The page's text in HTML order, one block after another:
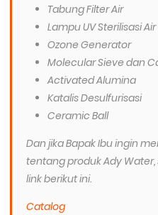
Tabung Filter Air
Lampu UV Sterilisasi Air
Ozone Generator
Molecular Sieve dan
Activated Alumina
Katalis Desulfurisasi
Ceramic Ball
Dan jika Bapak Ibu ingin
tentang produk Ady
link berikut ini.
Catalog